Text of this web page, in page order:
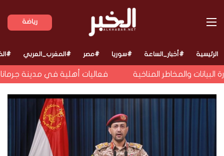
رياضة القائمة
الرئيسية #أخبار_الساعة #سوريا #مصر #المغرب_العربي
والمخاطر المناخية فعاليات أهلية في مدينة جرمانا